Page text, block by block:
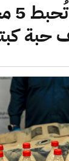
ضريبة القيمة
العقارية